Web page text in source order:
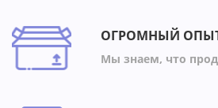
ОГРОМНЫЙ
Мы знаем, что